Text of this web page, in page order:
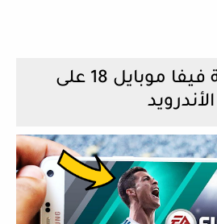
تحميل لعبة فيفا موبايل 18 على
الأندرويد